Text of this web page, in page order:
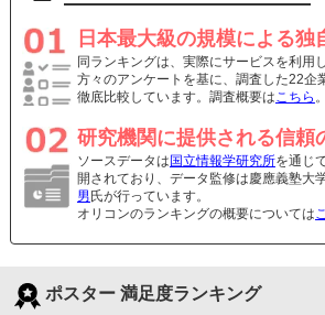
日本最大級の規模による独
同ランキングは、実際にサービスを利用
方々のアンケートを基に、調査した22企
徹底比較しています。調査概要はこちら 。
研究機関に提供される信頼
ソースデータは 国立情報学研究所を通じ
開されており、データ監修は慶應義塾大
男 氏が行っています。
オリコンのランキングの概要については
ポスター 満足度ランキング